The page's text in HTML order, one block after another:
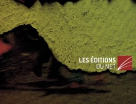
selon une logique
organes différents sont ainsi créés
forces maritime, de gendarmerie et
de la défense dans les mois
matière de défense reste celui du
européenne et auquel